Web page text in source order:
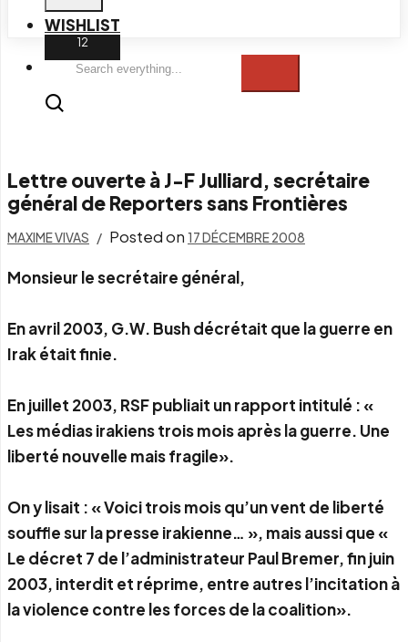
WISHLIST
Search
Lettre ouverte à J-F Julliard, secrétaire
général de Reporters sans Frontières
MAXIME VIVAS Posted on 17 DÉCEMBRE 2008
Monsieur le secrétaire général,
En avril 2003, G.W. Bush décrétait que la guerre en
Irak était finie.
En juillet 2003, RSF publiait un rapport intitulé : «
Les médias irakiens trois mois après la guerre. Une
liberté nouvelle mais fragile».
On y lisait : « Voici trois mois qu’un vent de liberté
souffle sur la presse irakienne… », mais aussi que «
Le décret 7 de l’administrateur Paul Bremer, fin juin
2003, interdit et réprime, entre autres l’incitation à
la violence contre les forces de la coalition».